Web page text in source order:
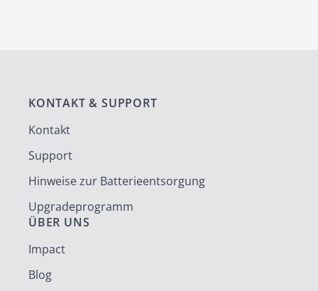
KONTAKT & SUPPORT
Kontakt
Support
Hinweise zur Batterieentsorgung
Upgradeprogramm
ÜBER UNS
Impact
Blog